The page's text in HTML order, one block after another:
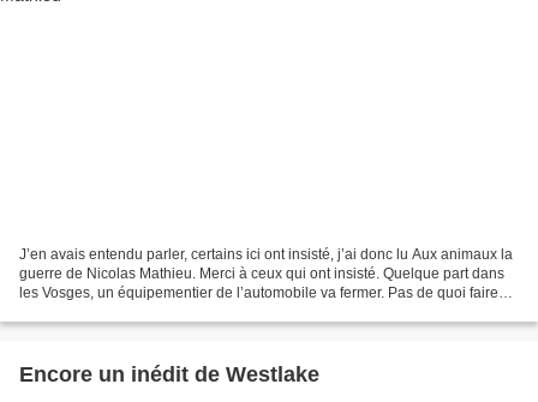
J’en avais entendu parler, certains ici ont insisté, j’ai donc lu Aux animaux la
guerre de Nicolas Mathieu. Merci à ceux qui ont insisté. Quelque part dans
les Vosges, un équipementier de l’automobile va fermer. Pas de quoi faire
Encore un inédit de Westlake